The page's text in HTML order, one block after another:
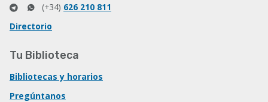
(+34) 626 210 811
Directorio
Tu Biblioteca
Bibliotecas y horarios
Pregúntanos